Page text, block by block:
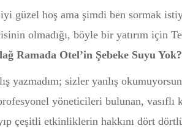
güzel hoş ama şimdi ben sormak
olmadığı, böyle bir yatırım için
Ramada Otel’in Şebeke Suyu Yok?
yazmadım; sizler yanlış
yöneticileri bulunan, vasıflı
çeşitli etkinliklerin hakkını dört